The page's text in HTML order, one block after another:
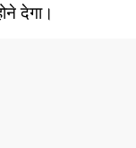
देगा।